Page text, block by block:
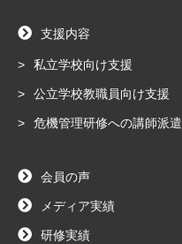
支援内容
私立学校向け支援
公立学校教職員向け支援
危機管理研修への講師派遣
会員の声
メディア実績
研修実績